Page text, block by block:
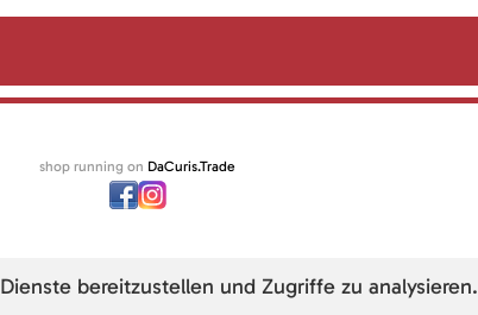
shop running on DaCuris.Trade
bereitzustellen und Zugriffe zu analysieren.